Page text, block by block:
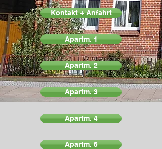
Apartm. 1
Apartm. 4
Apartm. 5
Kontakt + Anfahrt
Apartm. 2
Apartm. 3